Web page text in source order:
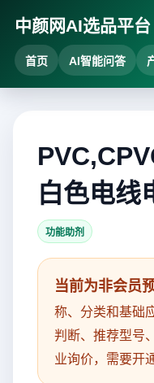
中颜网AI选品平台
首页 AI智能问答
白色电线
功能助剂
当前为非会员预
称、分类和基础
判断、推荐型号
业询价，需要开